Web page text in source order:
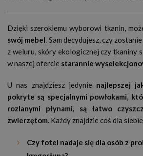
Dzięki szerokiemu wyborowi tkanin,
swój mebel. Sam decydujesz, czy
z weluru, skóry ekologicznej czy tkaniny
w naszej ofercie starannie
U nas znajdziesz jedynie najlepszej
pokryte są specjalnymi powłokami,
rozlanymi płynami, są łatwo
zwierzętom. Każdy znajdzie coś dla
Czy fotel nadaje się dla osób z